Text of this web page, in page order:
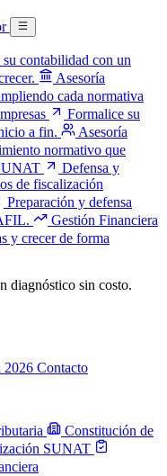
contabilidad con un
Asesoría
cada normativa
Formalice su
a fin.
Asesoría
normativo que
Defensa y
de fiscalización
Preparación y defensa
Gestión Financiera
y crecer de forma
diagnóstico sin costo.
2026 Contacto
Constitución de
SUNAT